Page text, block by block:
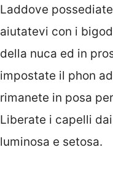
Laddove
aiutatevi con i
della nuca ed in
impostate il phon
rimanete in posa
Liberate i capelli
luminosa e setosa.